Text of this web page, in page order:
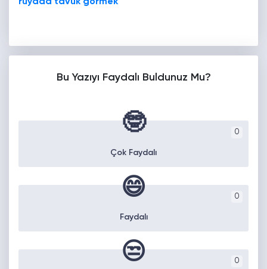
Bu Yazıyı Faydalı Buldunuz Mu?
0
🤓
Çok Faydalı
0
😄
Faydalı
0
😒